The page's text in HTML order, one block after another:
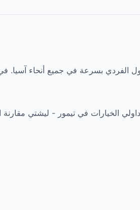
الفردي بسرعة في جميع أنحاء
الخيارات في تيمور - ليشتي مقارنة